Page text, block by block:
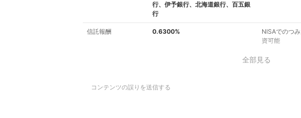
行、伊予銀行、北海道銀行、百五銀
行
信託報酬 0.6300%
NISAでのつ
資可能
全部見る
コンテンツの誤りを送信する